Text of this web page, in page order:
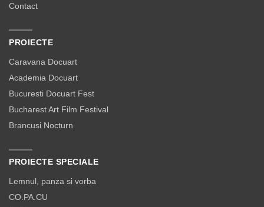
Contact
PROIECTE
Caravana Docuart
Academia Docuart
Bucuresti Docuart Fest
Bucharest Art Film Festival
Brancusi Nocturn
PROIECTE SPECIALE
Lemnul, panza si vorba
CO.PA.CU